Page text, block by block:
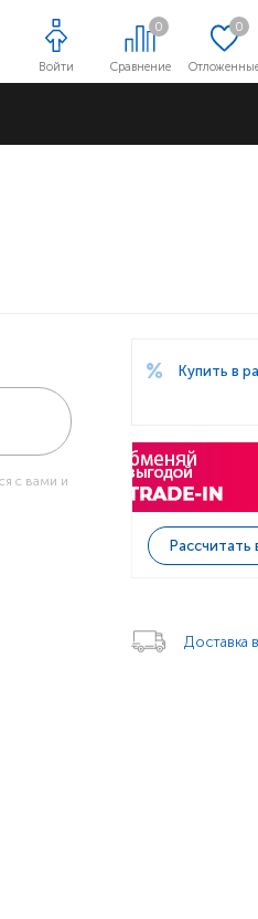
Сравнение
0 0
Войти
с вами и
Купить в
Рассчитать
Доставка